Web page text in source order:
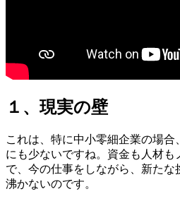
１、現実の壁
これは、特に中小零細企業の場合
にも少ないですね。資金も人材も
で、今の仕事をしながら、新た
沸かないのです。